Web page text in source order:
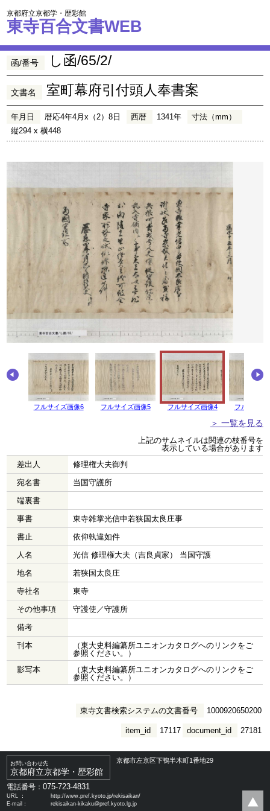
京都府立京都学・歴彩館
東寺百合文書WEB
函/番号 し函/65/2/
文書名 室町幕府引付頭人奉書案
年月日 暦応4年4月x（2）8日 西暦 1341年
寸法（mm）
縦294 x 横448
フルサイズ画像6 フルサイズ画像5 フルサイズ画像4 フルサイズ
＞ 一覧を見る
上記のサムネイルは関連の枝番号を
表示している場合があります
差出人
修理権大夫御判
宛名書
当国守護所
端裏書
事書
東寺雑掌光信申若狭国太良庄事
書止
依仰執違如件
人名
光信 修理権大夫（吉良貞家） 当国守護
地名
若狭国太良庄
寺社名
東寺
その他事項
守護使／守護所
備考
刊本
（東大史料編纂所ユニオンカタログへのリンクをご
参照ください。）
影写本
（東大史料編纂所ユニオンカタログへのリンクをご
参照ください。）
東寺文書検索システムの文書番号 1000920650200
document_id 27181
item_id 17117
お問い合わせ先
京都府立京都学・歴彩館
京都市左京区下鴨半木町1番地29
電話番号：075-723-4831
URL ：
http://www.pref.kyoto.jp/rekisaikan/
E-mail：
rekisaikan-kikaku@pref.kyoto.lg.jp